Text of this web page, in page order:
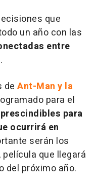
que
un año con las
entre
de Ant-Man y la
para el
para
ocurrirá en
serán los
película que llegará
del próximo año.